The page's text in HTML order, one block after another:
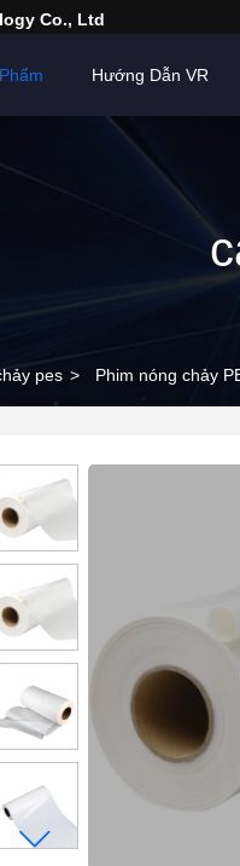
Co., Ltd
Hướng Dẫn VR
pes > Phim nóng chảy